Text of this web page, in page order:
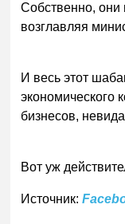
Собственно, они
возглавляя
И весь этот
экономического
бизнесов,
Вот уж
Источник: